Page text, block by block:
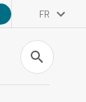
FR
Recherche